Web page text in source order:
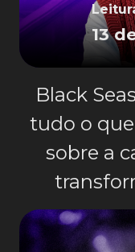
13
Black
tudo o
sobre a